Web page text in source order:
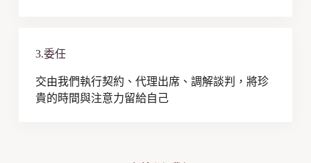
3.委任
交由我們執行契約、代理出席、調解談判，將珍
貴的時間與注意力留給自己